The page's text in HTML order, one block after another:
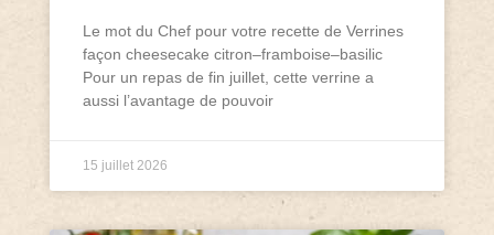
Le mot du Chef pour votre recette de Verrines
façon cheesecake citron–framboise–basilic
Pour un repas de fin juillet, cette verrine a
aussi l’avantage de pouvoir
15 juillet 2026